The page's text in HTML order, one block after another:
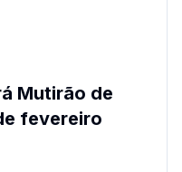
Mutirão de
fevereiro